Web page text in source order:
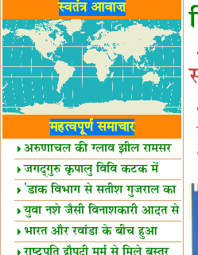
स्वतंत्र आवाज़
महत्वपूर्ण समाचार
अरुणाचल की ग्लाव झील रामसर
स्थल घोषित
जगद्गुरु कृपालु विवि कटक में
शैक्षिक सत्र शुरू
'डाक विभाग से सतीश गुजराल का
रिश्ता गहरा'
युवा नशे जैसी विनाशकारी आदत से
दूर रहें-मोदी
भारत और रवांडा के बीच हुआ
व्यापार विस्तार
राष्ट्रपति द्रौपदी मुर्मु से मिले बस्तर